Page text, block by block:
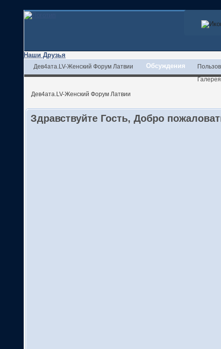
Наши Друзья
Дев4ата.LV-Женский Форум Латвии Обсуждения
Галерея
Дев4ата.LV-Женский Форум Латвии
Здравствуйте Гость, Добро